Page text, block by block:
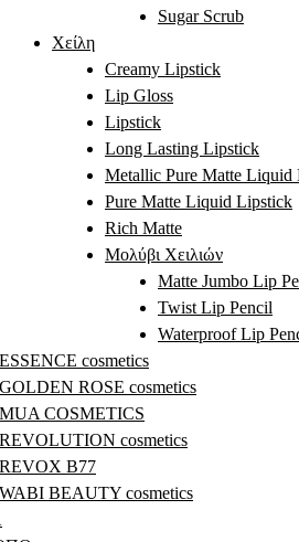
Sugar Scrub
Χείλη
Creamy Lipstick
Lip Gloss
Lipstick
Long Lasting Lipstick
Metallic Pure Matte Liquid
Pure Matte Liquid Lipstick
Rich Matte
Μολύβι Χειλιών
Matte Jumbo Lip
Twist Lip Pencil
Waterproof Lip
ESSENCE cosmetics
GOLDEN ROSE cosmetics
MUA COSMETICS
REVOLUTION cosmetics
REVOX B77
WABI BEAUTY cosmetics